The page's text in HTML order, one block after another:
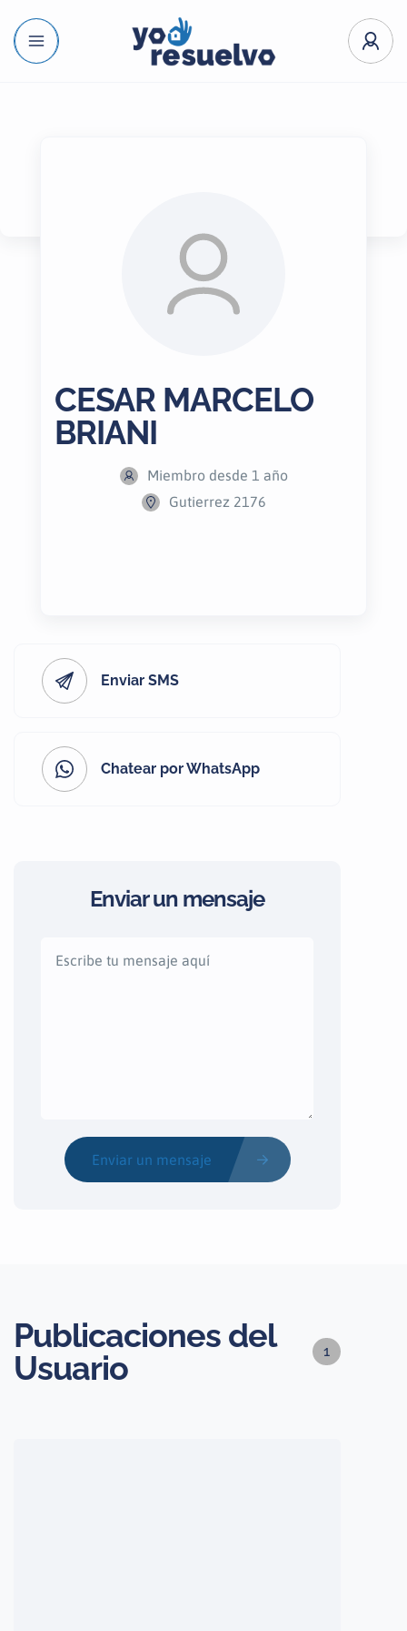
CESAR MARCELO
BRIANI
Miembro desde 1 año
Gutierrez 2176
Enviar SMS
Chatear por WhatsApp
Enviar un mensaje
Enviar un mensaje
Publicaciones del
Usuario
1